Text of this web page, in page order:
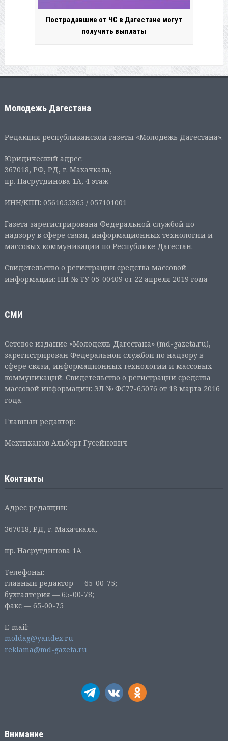
Пострадавшие от ЧС в Дагестане могут
получить выплаты
Молодежь Дагестана
Редакция республиканской газеты «Молодежь Дагестана».
Юридический адрес:
367018, РФ, РД, г. Махачкала,
пр. Насрутдинова 1А, 4 этаж
ИНН/КПП: 0561055365 / 057101001
Газета зарегистрирована Федеральной службой по
надзору в сфере связи, информационных технологий и
массовых коммуникаций по Республике Дагестан.
Свидетельство о регистрации средства массовой
информации: ПИ № ТУ 05-00409 от 22 апреля 2019 года
СМИ
Сетевое издание «Молодежь Дагестана» (md-gazeta.ru),
зарегистрирован Федеральной службой по надзору в
сфере связи, информационных технологий и массовых
коммуникаций. Свидетельство о регистрации средства
массовой информации: ЭЛ № ФС77-65076 от 18 марта 2016
года.
Главный редактор:
Мехтиханов Альберт Гусейнович
Контакты
Адрес редакции:
367018, РД, г. Махачкала,
пр. Насрутдинова 1А
Телефоны:
главный редактор — 65-00-75;
бухгалтерия — 65-00-78;
факс — 65-00-75
E-mail:
moldag@yandex.ru
reklama@md-gazeta.ru
Внимание